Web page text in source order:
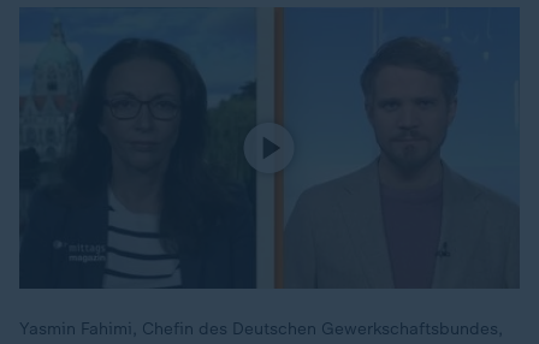
Yasmin Fahimi, Chefin des Deutschen Gewerkschaftsbundes,